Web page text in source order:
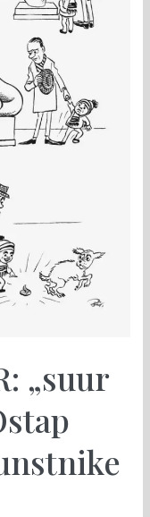
„suur